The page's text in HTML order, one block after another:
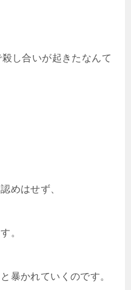
し合いが起きたなんて
めはせず、
。
暴かれていくのです。